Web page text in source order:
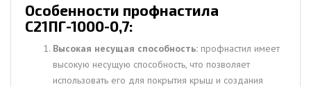
Особенности профнастила
С21ПГ-1000-0,7:
Высокая несущая способность: профнастил имеет
высокую несущую способность, что позволяет
использовать его для покрытия крыш и создания